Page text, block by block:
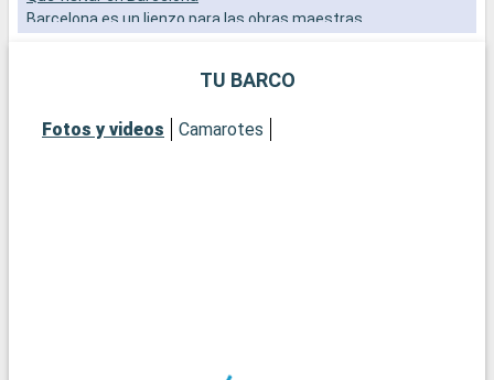
Barcelona es un lienzo para las obras maestras
histórico. No se pierda el mercado de la Boquería para probar
Qué visitar en los alrededores
TU BARCO
Fotos y videos Camarotes